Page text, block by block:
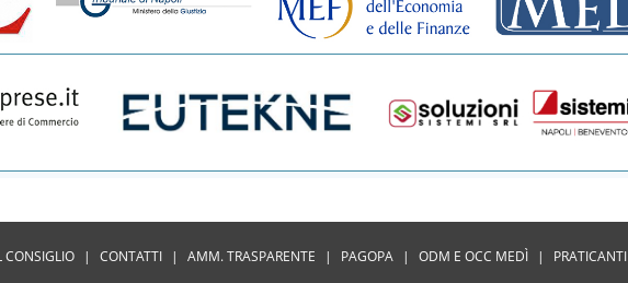
CONSIGLIO | CONTATTI | AMM. TRASPARENTE | PAGOPA | ODM E OCC MEDÌ | PRATICANTI